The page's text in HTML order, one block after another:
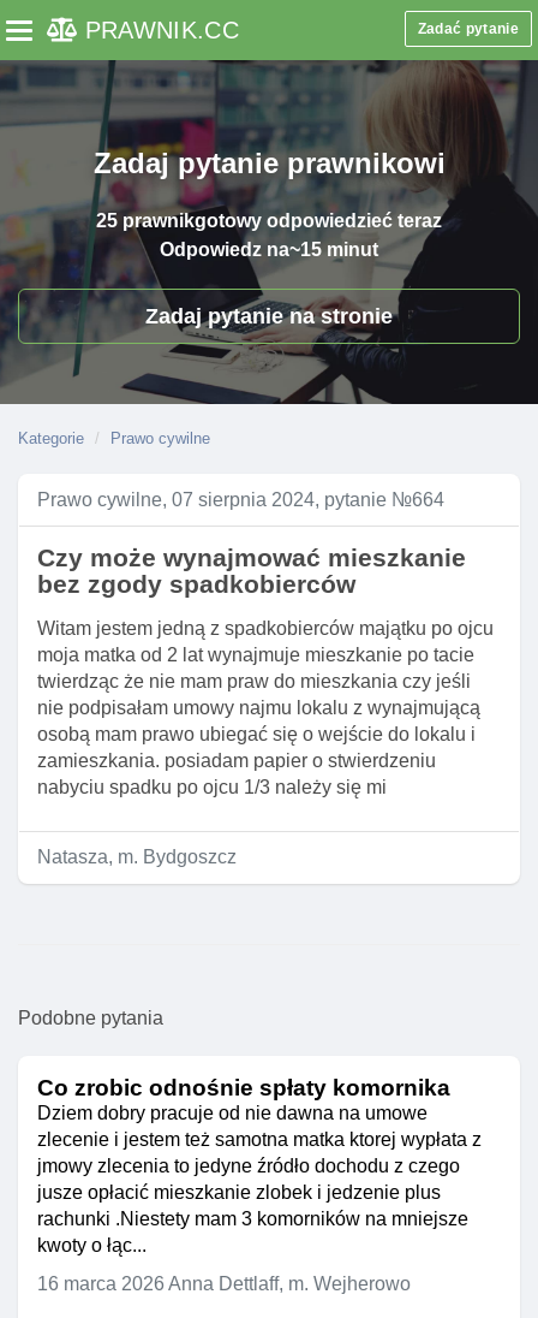
Toggle navigation
PRAWNIK.CC Zadać pytanie
Zadaj pytanie prawnikowi
25 prawnikgotowy odpowiedzieć teraz
Odpowiedz na~15 minut
Zadaj pytanie na stronie
Kategorie Prawo cywilne
Prawo cywilne, 07 sierpnia 2024, pytanie №664
Czy może wynajmować mieszkanie
bez zgody spadkobierców
Witam jestem jedną z spadkobierców majątku po ojcu
moja matka od 2 lat wynajmuje mieszkanie po tacie
twierdząc że nie mam praw do mieszkania czy jeśli
nie podpisałam umowy najmu lokalu z wynajmującą
osobą mam prawo ubiegać się o wejście do lokalu i
zamieszkania. posiadam papier o stwierdzeniu
nabyciu spadku po ojcu 1/3 należy się mi
Natasza, m. Bydgoszcz
Podobne pytania
Co zrobic odnośnie spłaty komornika
Dziem dobry pracuje od nie dawna na umowe
zlecenie i jestem też samotna matka ktorej wypłata z
jmowy zlecenia to jedyne źródło dochodu z czego
jusze opłacić mieszkanie zlobek i jedzenie plus
rachunki .Niestety mam 3 komorników na mniejsze
kwoty o łąc...
16 marca 2026 Anna Dettlaff, m. Wejherowo